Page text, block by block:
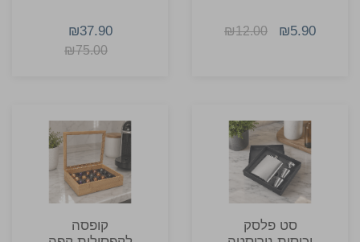
₪5.90
₪12.00
₪37.90
₪75.00
סט פלסק
קופסה